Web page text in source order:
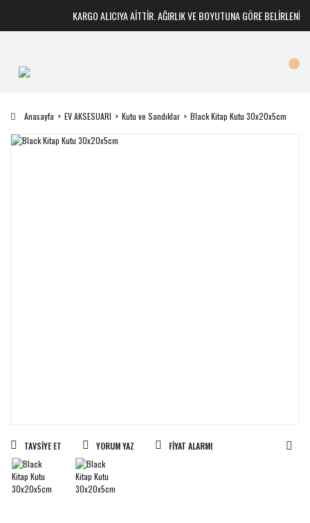
KARGO ALICIYA AİTTİR. AĞIRLIK VE BOYUTUNA GÖRE BELİRLENİR
Anasayfa EV AKSESUARI Kutu ve Sandıklar Black Kitap Kutu 30x20x5cm
TAVSIYE ET YORUM YAZ FIYAT ALARMI